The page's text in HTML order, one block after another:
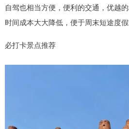
自驾也相当方便，便利的交通，优越
时间成本大大降低，便于周末短途度假
必打卡景点推荐